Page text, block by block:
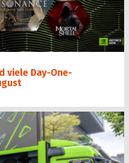
viele Day-One-